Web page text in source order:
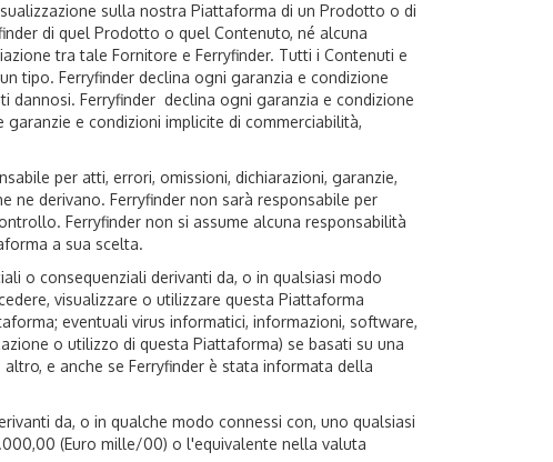
sulla nostra Piattaforma di un Prodotto o di
di quel Prodotto o quel Contenuto, né alcuna
tra tale Fornitore e Ferryfinder. Tutti i Contenuti e
tipo. Ferryfinder declina ogni garanzia e condizione
dannosi. Ferryfinder declina ogni garanzia e condizione
e condizioni implicite di commerciabilità,
per atti, errori, omissioni, dichiarazioni, garanzie,
ne derivano. Ferryfinder non sarà responsabile per
Ferryfinder non si assume alcuna responsabilità
a sua scelta.
o consequenziali derivanti da, o in qualsiasi modo
visualizzare o utilizzare questa Piattaforma
eventuali virus informatici, informazioni, software,
o utilizzo di questa Piattaforma) se basati su una
e anche se Ferryfinder è stata informata della
da, o in qualche modo connessi con, uno qualsiasi
(Euro mille/00) o l'equivalente nella valuta